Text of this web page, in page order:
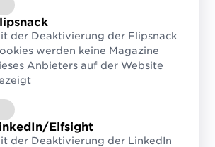
einer engen
zwischen Industrie,
GS1 Austria.“, so
Geschäftsführer Gregor
der Deaktivierung der Flipsnack
werden keine Magazine
Anbieters auf der Website
Elfsight
der Deaktivierung der LinkedIn